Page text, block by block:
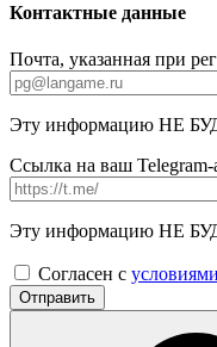
Контактные данные
Почта, указанная при
Эту информацию НЕ
Ссылка на ваш Telegram-
Эту информацию НЕ
Согласен с
Отправить